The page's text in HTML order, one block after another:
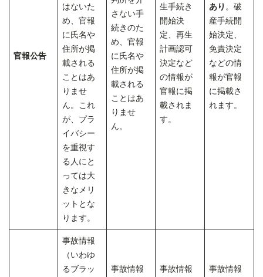
官報公告
はないた
め、官報
に氏名や
住所が掲
載される
ことはあ
りませ
ん。これ
が、プラ
イバシー
を重視す
る人にと
っては大
きなメリ
ットとな
ります。
さない手
続きのた
め、官報
に氏名や
住所が掲
載される
ことはあ
りませ
ん。
生手続き
開始決
定、再生
計画認可
決定など
の情報が
官報に掲
載されま
す。
あり 。破
産手続開
始決定、
免責決定
などの情
報が官報
に掲載さ
れます。
事故情報
（いわゆ
るブラッ
事故情報
事故情報
事故情報